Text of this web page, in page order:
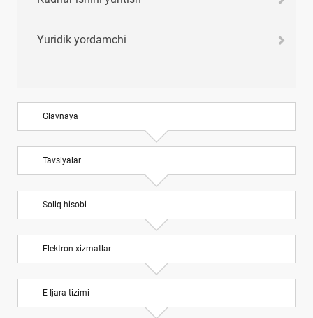
Yuridik yordamchi
Glavnaya
Tavsiyalar
Soliq hisobi
Elektron хizmatlar
E-Ijara tizimi